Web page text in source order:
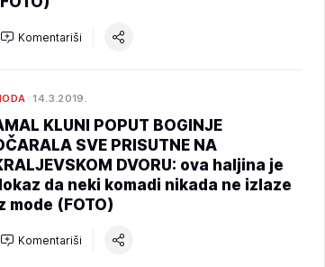
Komentariši
14.3.2019.
KLUNI POPUT BOGINJE
SVE PRISUTNE NA
DVORU: ova haljina je
da neki komadi nikada ne izlaze
mode (FOTO)
Komentariši